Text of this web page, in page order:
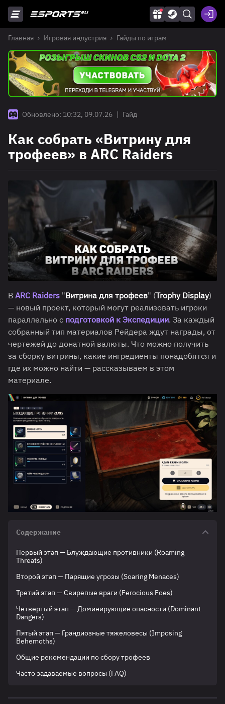
Главная Игровая индустрия Гайды по играм
Обновлено: 10:32, 09.07.26 | Гайд
Как собрать «Витрину для
трофеев» в ARC Raiders
В ARC Raiders "Витрина для трофеев" (Trophy Display)
— новый проект, который могут реализовать игроки
параллельно с подготовкой к Экспедиции. За каждый
собранный тип материалов Рейдера ждут награды, от
чертежей до донатной валюты. Что можно получить
за сборку витрины, какие ингредиенты понадобятся и
где их можно найти — рассказываем в этом
материале.
Содержание
Первый этап — Блуждающие противники (Roaming
Threats)
Второй этап — Парящие угрозы (Soaring Menaces)
Третий этап — Свирепые враги (Ferocious Foes)
Четвертый этап — Доминирующие опасности (Dominant
Dangers)
Пятый этап — Грандиозные тяжеловесы (Imposing
Behemoths)
Общие рекомендации по сбору трофеев
Часто задаваемые вопросы (FAQ)